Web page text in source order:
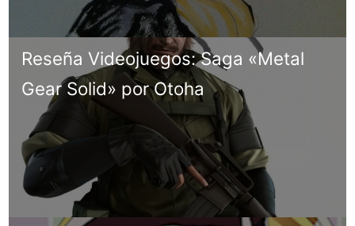
Reseña Videojuegos: Saga «Metal
Gear Solid» por Otoha